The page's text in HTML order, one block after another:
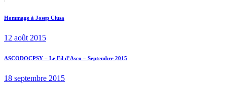
de
Hommage à Josep Clusa
12 août 2015
Next
ASCODOCPSY – Le Fil d’Asco – Septembre 2015
18 septembre 2015